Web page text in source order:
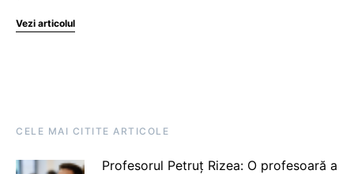
Vezi articolul
CELE MAI CITITE ARTICOLE
Profesorul Petruț Rizea: O profesoară a